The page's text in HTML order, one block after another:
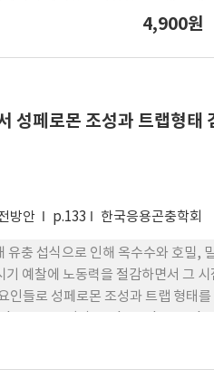
몬샘에서 발견되는 미량성분의 역할
4,900원
페로몬 조성과 트랩형태
방안 p.133 한국응용곤충학회
충 섭식으로 인해 옥수수와 호밀,
예찰에 노동력을 절감하면서 그 시
들로 성페로몬 조성과 트랩 형태를
담배나방(Helicoverpa